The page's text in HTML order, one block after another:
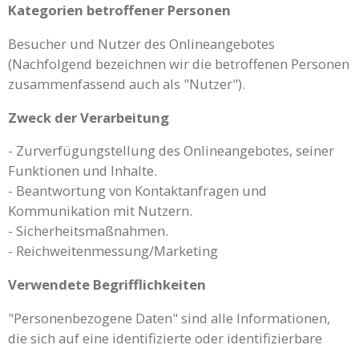
Kategorien betroffener Personen
Besucher und Nutzer des Onlineangebotes
(Nachfolgend bezeichnen wir die betroffenen Personen
zusammenfassend auch als "Nutzer").
Zweck der Verarbeitung
- Zurverfügungstellung des Onlineangebotes, seiner
Funktionen und Inhalte.
- Beantwortung von Kontaktanfragen und
Kommunikation mit Nutzern.
- Sicherheitsmaßnahmen.
- Reichweitenmessung/Marketing
Verwendete Begrifflichkeiten
"Personenbezogene Daten" sind alle Informationen,
die sich auf eine identifizierte oder identifizierbare